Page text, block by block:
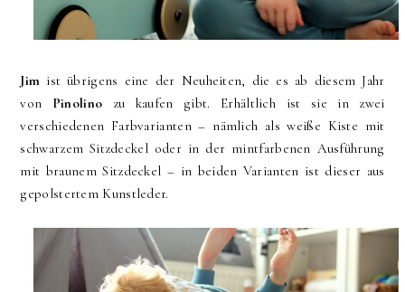
Jim ist übrigens eine der Neuheiten, die es ab diesem Jahr
von Pinolino zu kaufen gibt. Erhältlich ist sie in zwei
verschiedenen Farbvarianten – nämlich als weiße Kiste mit
schwarzem Sitzdeckel oder in der mintfarbenen Ausführung
mit braunem Sitzdeckel – in beiden Varianten ist dieser aus
gepolstertem Kunstleder.